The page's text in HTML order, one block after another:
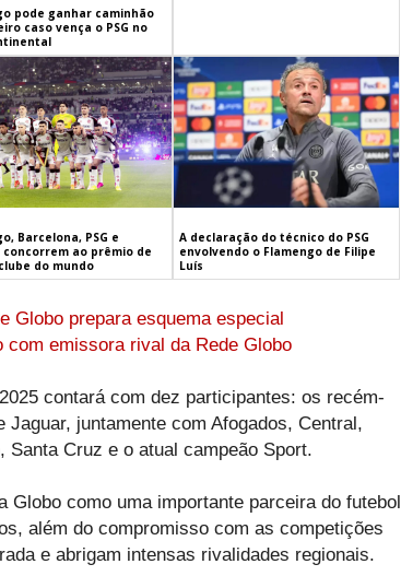
pode ganhar caminhão
caso vença o PSG no
Barcelona, PSG e
concorrem ao prêmio de
do mundo
A declaração do técnico do PSG
envolvendo o Flamengo de Filipe
Luís
Globo prepara esquema especial
com emissora rival da Rede Globo
contará com dez participantes: os recém-
juntamente com Afogados, Central,
Cruz e o atual campeão Sport.
Globo como uma importante parceira do futebol
além do compromisso com as competições
e abrigam intensas rivalidades regionais.